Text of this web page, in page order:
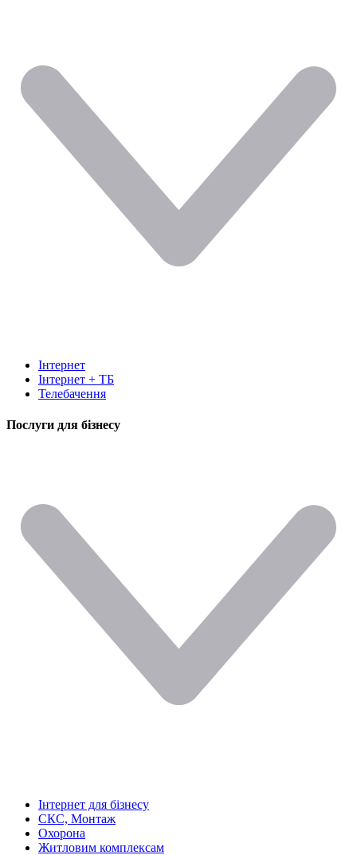
Інтернет
Інтернет + ТБ
Телебачення
Послуги для бізнесу
Інтернет для бізнесу
СКС, Монтаж
Охорона
Житловим комплексам